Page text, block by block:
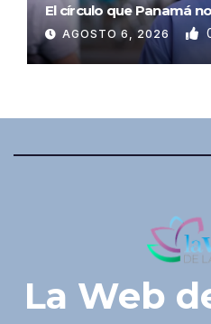
El círculo que Panamá
AGOSTO 6, 2026
La Web